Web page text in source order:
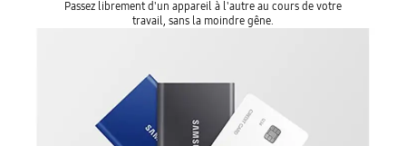
Passez librement d'un appareil à l'autre au cours de votre
travail, sans la moindre gêne.